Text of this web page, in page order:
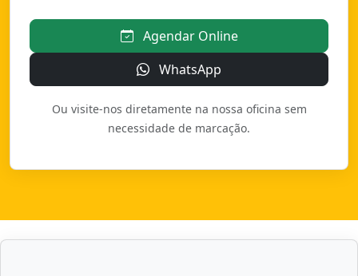
Agendar Online
WhatsApp
Ou visite-nos diretamente na nossa oficina sem
necessidade de marcação.